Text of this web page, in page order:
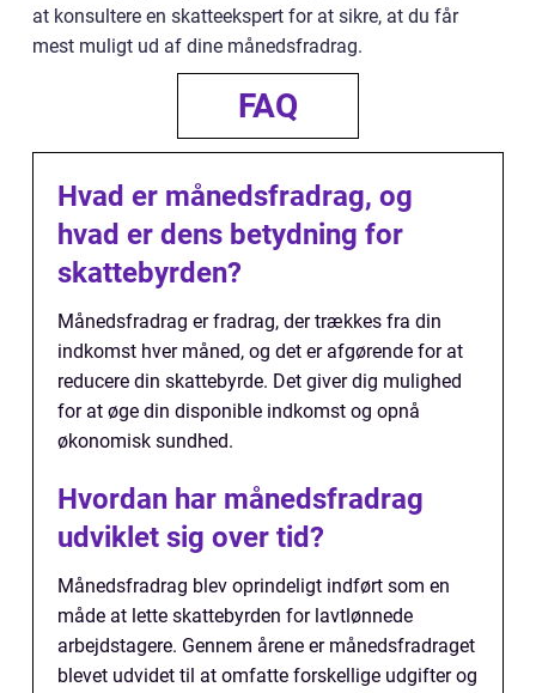
at konsultere en skatteekspert for at sikre, at du får
mest muligt ud af dine månedsfradrag.
FAQ
Hvad er månedsfradrag, og
hvad er dens betydning for
skattebyrden?
Månedsfradrag er fradrag, der trækkes fra din
indkomst hver måned, og det er afgørende for at
reducere din skattebyrde. Det giver dig mulighed
for at øge din disponible indkomst og opnå
økonomisk sundhed.
Hvordan har månedsfradrag
udviklet sig over tid?
Månedsfradrag blev oprindeligt indført som en
måde at lette skattebyrden for lavtlønnede
arbejdstagere. Gennem årene er månedsfradraget
blevet udvidet til at omfatte forskellige udgifter og